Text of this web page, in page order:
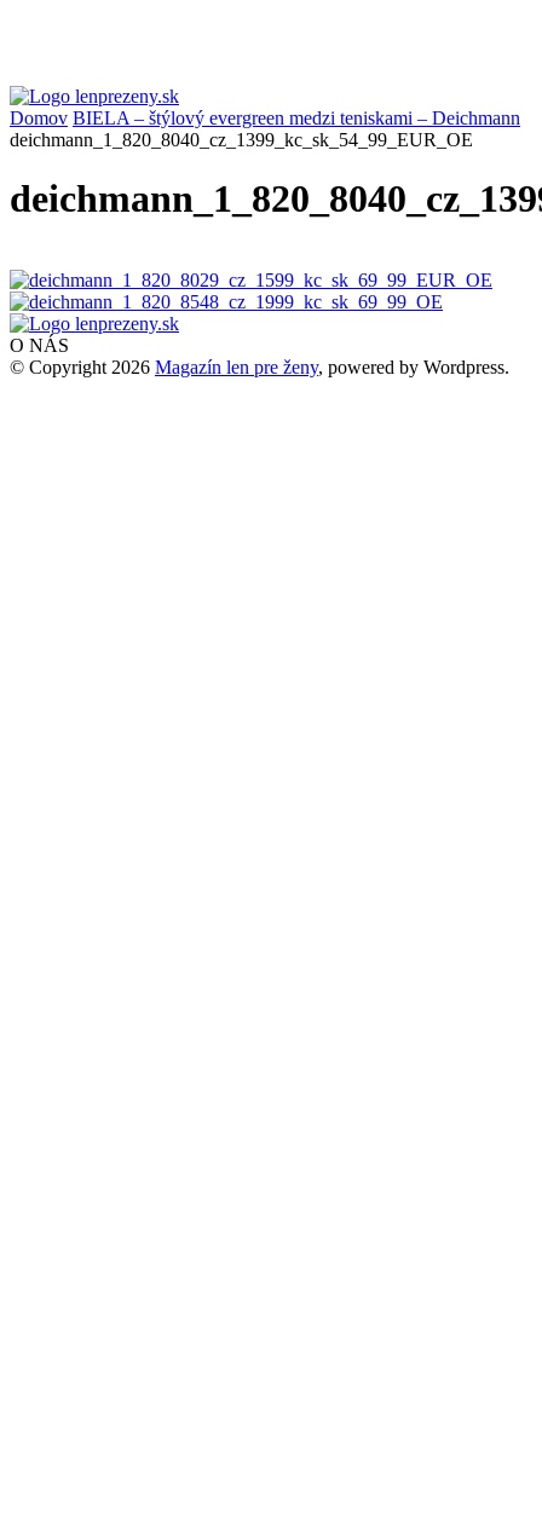
Domov BIELA – štýlový evergreen medzi teniskami – Deichmann
deichmann_1_820_8040_cz_1399_kc_sk_54_99_EUR_OE
O NÁS
© Copyright 2026 Magazín len pre ženy, powered by Wordpress.